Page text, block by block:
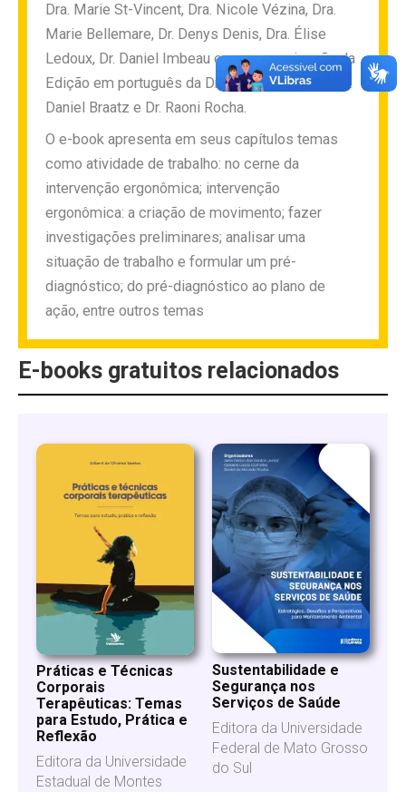
Dra. Marie St-Vincent, Dra. Nicole Vézina, Dra.
Marie Bellemare, Dr. Denys Denis, Dra. Élise
Ledoux, Dr. Daniel Imbeau e com organização da
Edição em português da Dra. Sandra Gemma, Dr.
Daniel Braatz e Dr. Raoni Rocha.
O e-book apresenta em seus capítulos temas
como atividade de trabalho: no cerne da
intervenção ergonômica; intervenção
ergonômica: a criação de movimento; fazer
investigações preliminares; analisar uma
situação de trabalho e formular um pré-
diagnóstico; do pré-diagnóstico ao plano de
ação, entre outros temas
E-books gratuitos relacionados
Práticas e Técnicas
Corporais
Terapêuticas: Temas
para Estudo, Prática e
Reflexão
Editora da Universidade
Estadual de Montes
Sustentabilidade e
Segurança nos
Serviços de Saúde
Editora da Universidade
Federal de Mato Grosso
do Sul